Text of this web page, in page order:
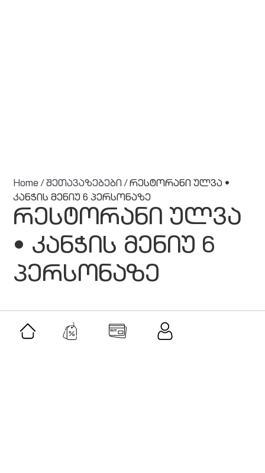
Home /შეთავაზებები / რესტორანი ულვა •
კანჭის მენიუ 6 პერსონაზე
რესტორანი ულვა
• კანჭის მენიუ 6
პერსონაზე
მსგავსი შეთავაზებები